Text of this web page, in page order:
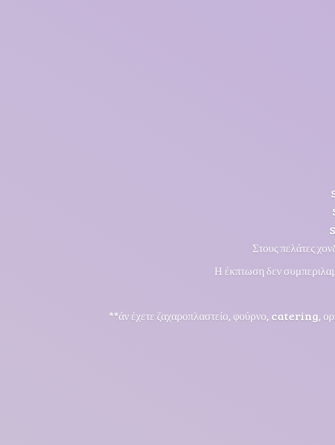
Στους πελάτες
Η έκπτωση δεν
**άν έχετε ζαχαροπλαστείο, φούρνο, catering,